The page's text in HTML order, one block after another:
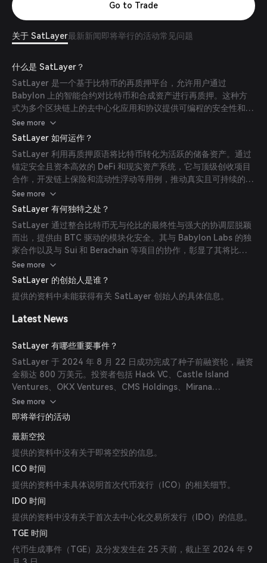
Go to Trade
关于 SatLayer最新新闻即将举行的活动常见问题
什么是 SatLayer？
SatLayer 是一个基于比特币的再质押平台，允许用户通过
Babylon 上的智能合约对比特币和合成资产进行再质押。这种方
式为多个区块链上的去中心化应用和协议提供可编程的安全性和流
动性。
See more
SatLayer 如何运作？
SatLayer 利用再质押原语将比特币转化为活跃的储备资产。通过
锚定安全且资本高效的 DeFi 和现实资产系统，它与顶级创收项目
合作，开发链上保险和流动性浮动等用例，推动真实且可持续的收
益。
See more
SatLayer 有何独特之处？
SatLayer 通过整合比特币无与伦比的最终性与强大的协调层脱颖
而出，提供由 BTC 驱动的模块化安全。其与 Babylon Labs 的独
家合作以及与 Sui 和 Berachain 等项目的协作，彰显了其将比特
币演进为可编程资产的承诺。
See more
SatLayer 的创始人是谁？
提供的资料中未能获得有关 SatLayer 创始人的具体信息。
Latest News
SatLayer 有哪些重要事件？
SatLayer 于 2024 年 8 月 22 日成功完成了种子前融资轮，融资
金额达 800 万美元。投资者包括 Hack VC、Castle Island
Ventures、OKX Ventures、CMS Holdings、Mirana
Ventures、Amber Group 和 ArkStream Capital。
See more
即将举行的活动
最新空投
提供的资料中没有关于即将空投的信息。
ICO 时间
提供的资料中未具体说明首次代币发行（ICO）的相关细节。
IDO 时间
提供的资料中没有关于首次去中心化交易所发行（IDO）的信息。
TGE 时间
代币生成事件（TGE）及分发发生在 25 天前，截止至 2024 年 9